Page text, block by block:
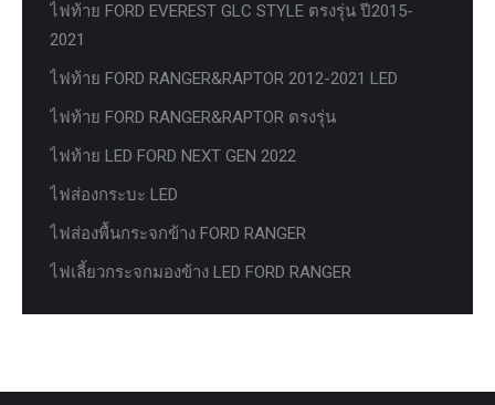
ไฟท้าย FORD EVEREST GLC STYLE ตรงรุ่น ปี2015-
2021
ไฟท้าย FORD RANGER&RAPTOR 2012-2021 LED
ไฟท้าย FORD RANGER&RAPTOR ตรงรุ่น
ไฟท้าย LED FORD NEXT GEN 2022
ไฟส่องกระบะ LED
ไฟส่องพื้นกระจกข้าง FORD RANGER
ไฟเลี้ยวกระจกมองข้าง LED FORD RANGER